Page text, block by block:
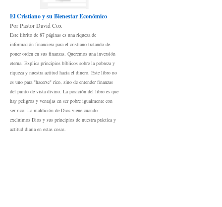
El Cristiano y su Bienestar Económico
Por Pastor David Cox
Este librito de 87 páginas es una riqueza de
información financiera para el cristiano tratando de
poner orden en sus finanzas. Queremos una inversión
eterna. Explica principios bíblicos sobre la pobreza y
riqueza y nuestra actitud hacia el dinero. Este libro no
es uno para "hacerse" rico, sino de entender finanzas
del punto de vista divino. La posición del libro es que
hay peligros y ventajas en ser pobre igualmente con
ser rico. La maldición de Dios viene cuando
excluimos Dios y sus principios de nuestra práctica y
actitud diaria en estas cosas.